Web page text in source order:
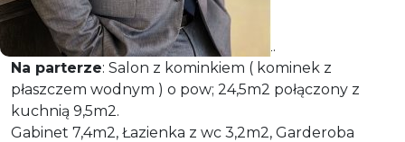
w bryle budynku.
Pow.219m2/175m2 na działce 600m2.
Na parterze: Salon z kominkiem ( kominek z
płaszczem wodnym ) o pow; 24,5m2 połączony z
kuchnią 9,5m2.
Gabinet 7,4m2, Łazienka z wc 3,2m2, Garderoba